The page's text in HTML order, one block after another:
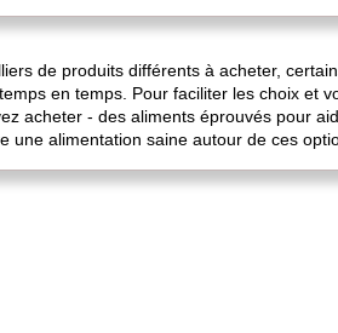
de produits différents à acheter,
en temps. Pour faciliter les choix et
acheter - des aliments éprouvés pour
une alimentation saine autour de ces